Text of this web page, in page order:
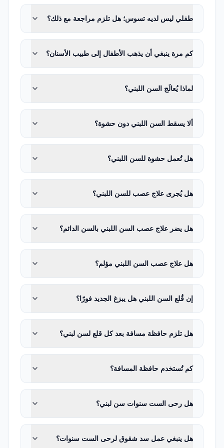
والأفراد ذوي الاحتياجات الصحية الخاصة منذ
الطفولة. ومن مجالات عمله الأساسية الفحص
الأول وتقييم خطر التسوس وتثقيف العناية بالفم
وعلاجات لبّ الأسنان اللبنية وعلاج العصب وقلع
الأسنان اللبنية والتيجان الفولاذية وحافظات
المسافة ومتابعة البزوغ وتقييم العادات الفموية
وعلاج رضوض الأسنان وواقيات الفم الرياضية
والخوف من الطبيب وتوجيه السلوك وتقييم
التركين والتخدير العام وعلاج الأطفال ذوي
الاحتياجات الصحية الخاصة وصحة الفم والأسنان
لدى المراهقين.
من هو طبيب أسنان الأطفال؟
الأطفال. وأخصائي طب أسنان الأطفال طبيب
أسنان أكمل بعد تعليم طب الأسنان تخصصًا أو
دكتوراه في مجال طب أسنان الأطفال. ويغطي
تدريبه بخاصة علاج الأسنان اللبنية والدائمة
النامية وإدارة الألم والعدوى عند الأطفال
والتواصل الخاص بالطفل وتقنيات توجيه السلوك
والتخدير الموضعي عند الأطفال وعلاج الرض
وتقييم خطر التسوس والنمو والتطور
والاحتياجات الصحية الخاصة وتقييم الحاجة إلى
التركين والتخدير العام.
طفلي ليس لديه تسوس؛ هل تلزم مراجعة مع ذلك؟
كم مرة ينبغي أن يذهب الأطفال إلى طبيب الأسنان؟
لماذا يُعالَج السن اللبني؟
ألا يسقط السن اللبني دون حشوة؟
هل تُعمل حشوة للسن اللبني؟
هل يُجرى علاج عصب للسن اللبني؟
هل يضر علاج عصب السن اللبني بالسن الدائم؟
هل علاج عصب السن اللبني مؤلم؟
إن قُلع السن اللبني هل يبزغ الجديد فورًا؟
هل تلزم حافظة مسافة بعد كل قلع لسن لبني؟
كم تُستخدم حافظة المسافة؟
هل رحى الست سنوات سن لبني؟
هل ينبغي عمل سد شقوق لرحى الست سنوات؟